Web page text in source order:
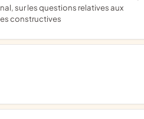
sur les questions relatives aux
constructives